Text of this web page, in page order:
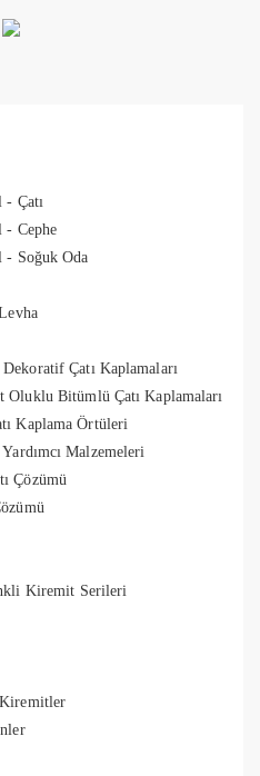
- Çatı
- Cephe
- Soğuk Oda
Çatı Kaplamaları
Bitümlü Çatı Kaplamaları
Kaplama Örtüleri
Malzemeleri
Çözümü
Kiremit Serileri
Kiremitler